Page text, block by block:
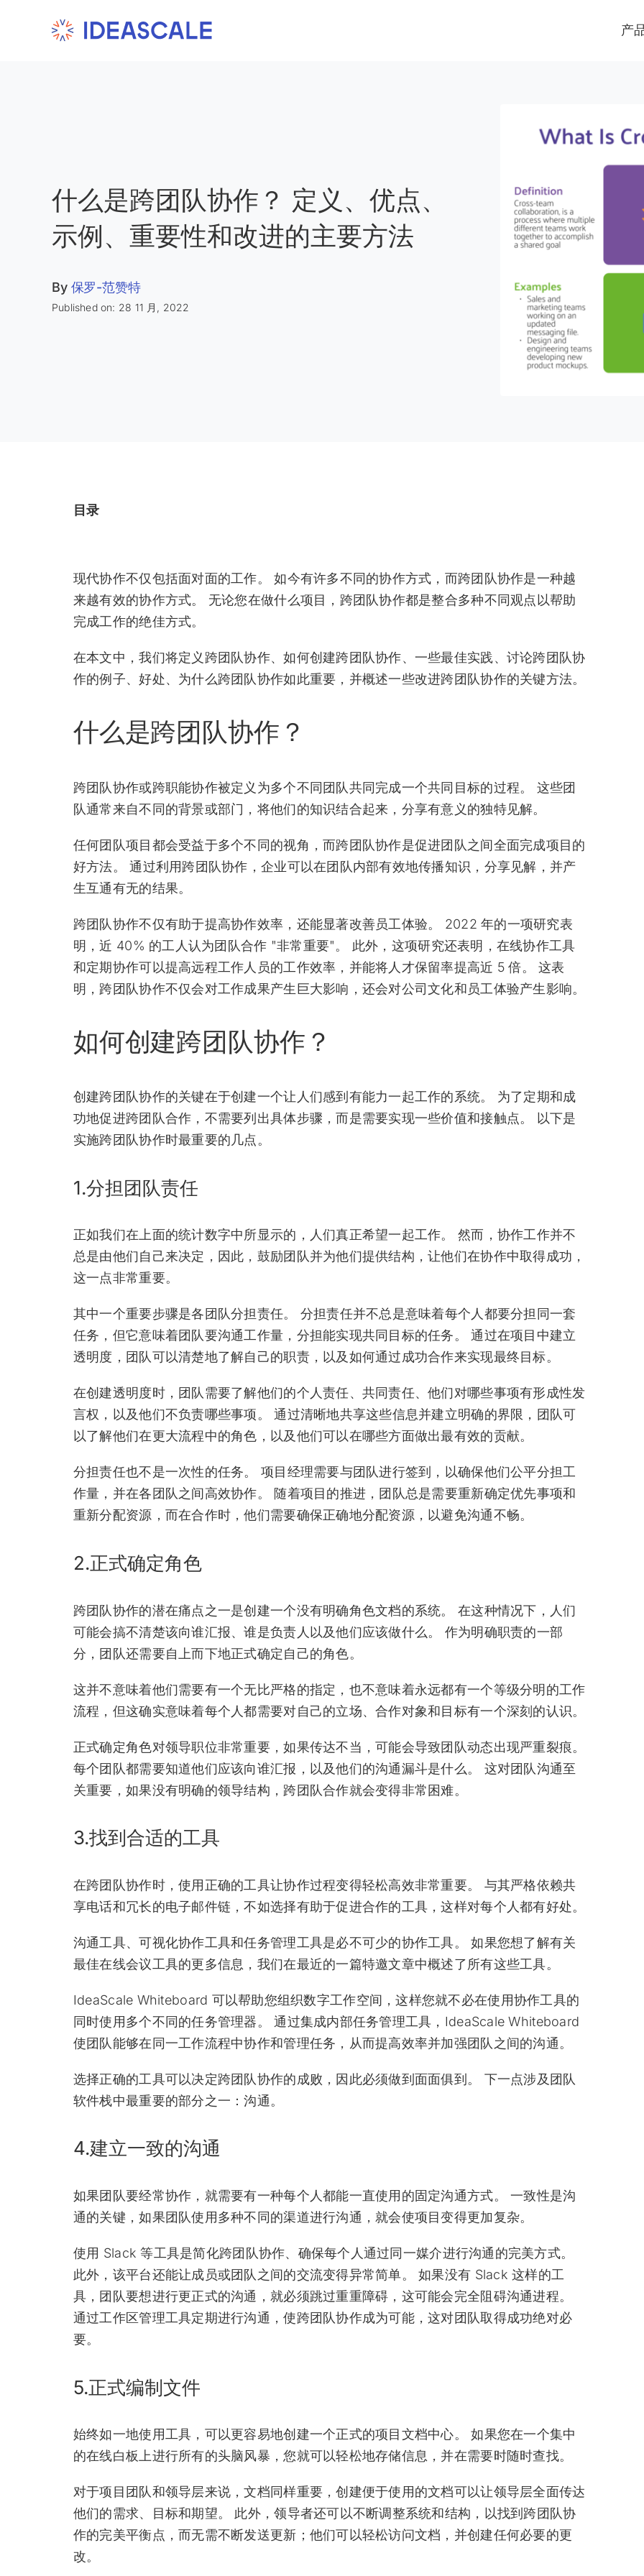
产
什么是跨团队协作？ 定义、优点、
示例、重要性和改进的主要方法
By 保罗-范赞特
Published on: 28 11 月, 2022
目录
现代协作不仅包括面对面的工作。 如今有许多不同的协作方式，而跨团队协作是一种越
来越有效的协作方式。 无论您在做什么项目，跨团队协作都是整合多种不同观点以帮助
完成工作的绝佳方式。
在本文中，我们将定义跨团队协作、如何创建跨团队协作、一些最佳实践、讨论跨团队协
作的例子、好处、为什么跨团队协作如此重要，并概述一些改进跨团队协作的关键方法。
什么是跨团队协作？
跨团队协作或跨职能协作被定义为多个不同团队共同完成一个共同目标的过程。 这些团
队通常来自不同的背景或部门，将他们的知识结合起来，分享有意义的独特见解。
任何团队项目都会受益于多个不同的视角，而跨团队协作是促进团队之间全面完成项目的
好方法。 通过利用跨团队协作，企业可以在团队内部有效地传播知识，分享见解，并产
生互通有无的结果。
跨团队协作不仅有助于提高协作效率，还能显著改善员工体验。 2022 年的一项研究表
明，近 40% 的工人认为团队合作 "非常重要"。 此外，这项研究还表明，在线协作工具
和定期协作可以提高远程工作人员的工作效率，并能将人才保留率提高近 5 倍。 这表
明，跨团队协作不仅会对工作成果产生巨大影响，还会对公司文化和员工体验产生影响。
如何创建跨团队协作？
创建跨团队协作的关键在于创建一个让人们感到有能力一起工作的系统。 为了定期和成
功地促进跨团队合作，不需要列出具体步骤，而是需要实现一些价值和接触点。 以下是
实施跨团队协作时最重要的几点。
1.分担团队责任
正如我们在上面的统计数字中所显示的，人们真正希望一起工作。 然而，协作工作并不
总是由他们自己来决定，因此，鼓励团队并为他们提供结构，让他们在协作中取得成功，
这一点非常重要。
其中一个重要步骤是各团队分担责任。 分担责任并不总是意味着每个人都要分担同一套
任务，但它意味着团队要沟通工作量，分担能实现共同目标的任务。 通过在项目中建立
透明度，团队可以清楚地了解自己的职责，以及如何通过成功合作来实现最终目标。
在创建透明度时，团队需要了解他们的个人责任、共同责任、他们对哪些事项有形成性发
言权，以及他们不负责哪些事项。 通过清晰地共享这些信息并建立明确的界限，团队可
以了解他们在更大流程中的角色，以及他们可以在哪些方面做出最有效的贡献。
分担责任也不是一次性的任务。 项目经理需要与团队进行签到，以确保他们公平分担工
作量，并在各团队之间高效协作。 随着项目的推进，团队总是需要重新确定优先事项和
重新分配资源，而在合作时，他们需要确保正确地分配资源，以避免沟通不畅。
2.正式确定角色
跨团队协作的潜在痛点之一是创建一个没有明确角色文档的系统。 在这种情况下，人们
可能会搞不清楚该向谁汇报、谁是负责人以及他们应该做什么。 作为明确职责的一部
分，团队还需要自上而下地正式确定自己的角色。
这并不意味着他们需要有一个无比严格的指定，也不意味着永远都有一个等级分明的工作
流程，但这确实意味着每个人都需要对自己的立场、合作对象和目标有一个深刻的认识。
正式确定角色对领导职位非常重要，如果传达不当，可能会导致团队动态出现严重裂痕。
每个团队都需要知道他们应该向谁汇报，以及他们的沟通漏斗是什么。 这对团队沟通至
关重要，如果没有明确的领导结构，跨团队合作就会变得非常困难。
3.找到合适的工具
在跨团队协作时，使用正确的工具让协作过程变得轻松高效非常重要。 与其严格依赖共
享电话和冗长的电子邮件链，不如选择有助于促进合作的工具，这样对每个人都有好处。
沟通工具、可视化协作工具和任务管理工具是必不可少的协作工具。 如果您想了解有关
最佳在线会议工具的更多信息，我们在最近的一篇特邀文章中概述了所有这些工具。
IdeaScale Whiteboard 可以帮助您组织数字工作空间，这样您就不必在使用协作工具的
同时使用多个不同的任务管理器。 通过集成内部任务管理工具，IdeaScale Whiteboard
使团队能够在同一工作流程中协作和管理任务，从而提高效率并加强团队之间的沟通。
选择正确的工具可以决定跨团队协作的成败，因此必须做到面面俱到。 下一点涉及团队
软件栈中最重要的部分之一：沟通。
4.建立一致的沟通
如果团队要经常协作，就需要有一种每个人都能一直使用的固定沟通方式。 一致性是沟
通的关键，如果团队使用多种不同的渠道进行沟通，就会使项目变得更加复杂。
使用 Slack 等工具是简化跨团队协作、确保每个人通过同一媒介进行沟通的完美方式。
此外，该平台还能让成员或团队之间的交流变得异常简单。 如果没有 Slack 这样的工
具，团队要想进行更正式的沟通，就必须跳过重重障碍，这可能会完全阻碍沟通进程。
通过工作区管理工具定期进行沟通，使跨团队协作成为可能，这对团队取得成功绝对必
要。
5.正式编制文件
始终如一地使用工具，可以更容易地创建一个正式的项目文档中心。 如果您在一个集中
的在线白板上进行所有的头脑风暴，您就可以轻松地存储信息，并在需要时随时查找。
对于项目团队和领导层来说，文档同样重要，创建便于使用的文档可以让领导层全面传达
他们的需求、目标和期望。 此外，领导者还可以不断调整系统和结构，以找到跨团队协
作的完美平衡点，而无需不断发送更新；他们可以轻松访问文档，并创建任何必要的更
改。